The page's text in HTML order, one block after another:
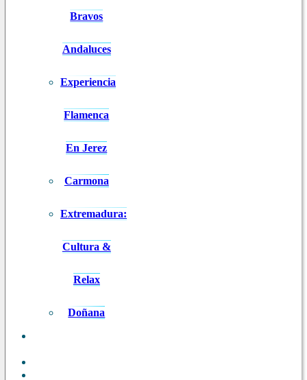
Bravos
Andaluces
Experiencia
Flamenca
En Jerez
Carmona
Extremadura:
Cultura &
Relax
Doñana